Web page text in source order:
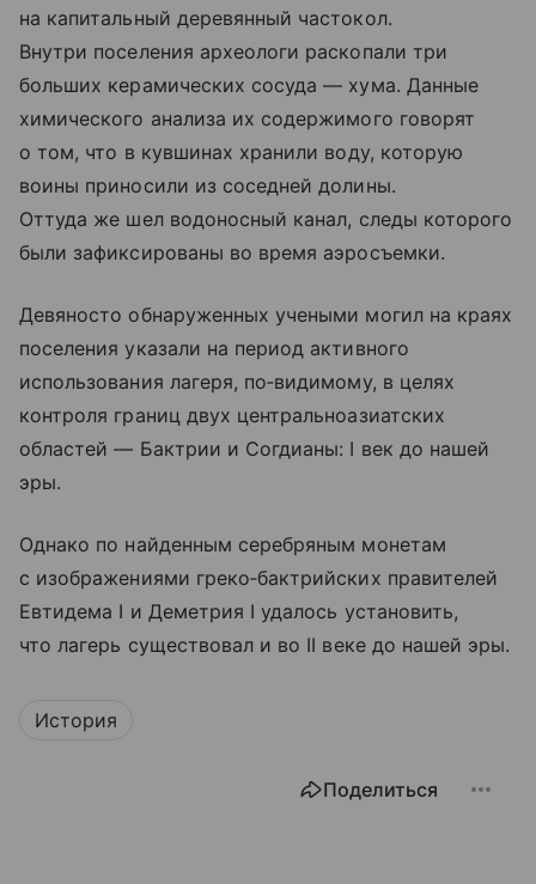
на капитальный деревянный частокол.
Внутри поселения археологи раскопали три
больших керамических сосуда — хума. Данные
химического анализа их содержимого говорят
о том, что в кувшинах хранили воду, которую
воины приносили из соседней долины.
Оттуда же шел водоносный канал, следы которого
были зафиксированы во время аэросъемки.
Девяносто обнаруженных учеными могил на краях
поселения указали на период активного
использования лагеря, по‑видимому, в целях
контроля границ двух центральноазиатских
областей — Бактрии и Согдианы: I век до нашей
эры.
Однако по найденным серебряным монетам
с изображениями греко‑бактрийских правителей
Евтидема I и Деметрия I удалось установить,
что лагерь существовал и во II веке до нашей эры.
История
Поделиться